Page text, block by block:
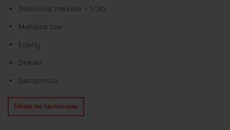
Plastična maketa – 1/35
Metalna cev
Eceraj
Dekali
Sastavnica
Нема на залихама